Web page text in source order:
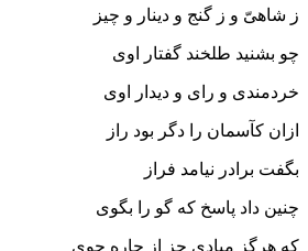
ز شاهىّ و ز گنج و دینار و چیز
چو بشنید طلخند گفتار اوى
خردمندى و راى و دیدار اوى‏
ازان کآسمان را دگر بود راز
بگفت برادر نیامد فراز
چنین داد پاسخ که گو را بگوى
که هرگز مبادى جز از چاره جوى‏